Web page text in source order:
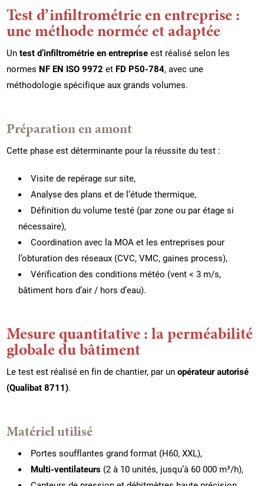
Test d’infiltrométrie en entreprise :
une méthode normée et adaptée
Untest d’infiltrométrie en entreprise est réalisé selon les
normes NF EN ISO 9972 et FD P50-784, avec une
méthodologie spécifique aux grands volumes.
Préparation en amont
Cette phase est déterminante pour la réussite du test :
Visite de repérage sur site,
Analyse des plans et de l’étude thermique,
Définition du volume testé (par zone ou par étage si
nécessaire),
Coordination avec la MOA et les entreprises pour
l’obturation des réseaux (CVC, VMC, gaines process),
Vérification des conditions météo (vent < 3 m/s,
bâtiment hors d’air / hors d’eau).
Mesure quantitative : la perméabilité
globale du bâtiment
Le test est réalisé en fin de chantier, par unopérateur autorisé
(Qualibat 8711).
Matériel utilisé
Portes soufflantes grand format (H60, XXL),
Multi-ventilateurs (2 à 10 unités, jusqu’à 60 000 m³/h),